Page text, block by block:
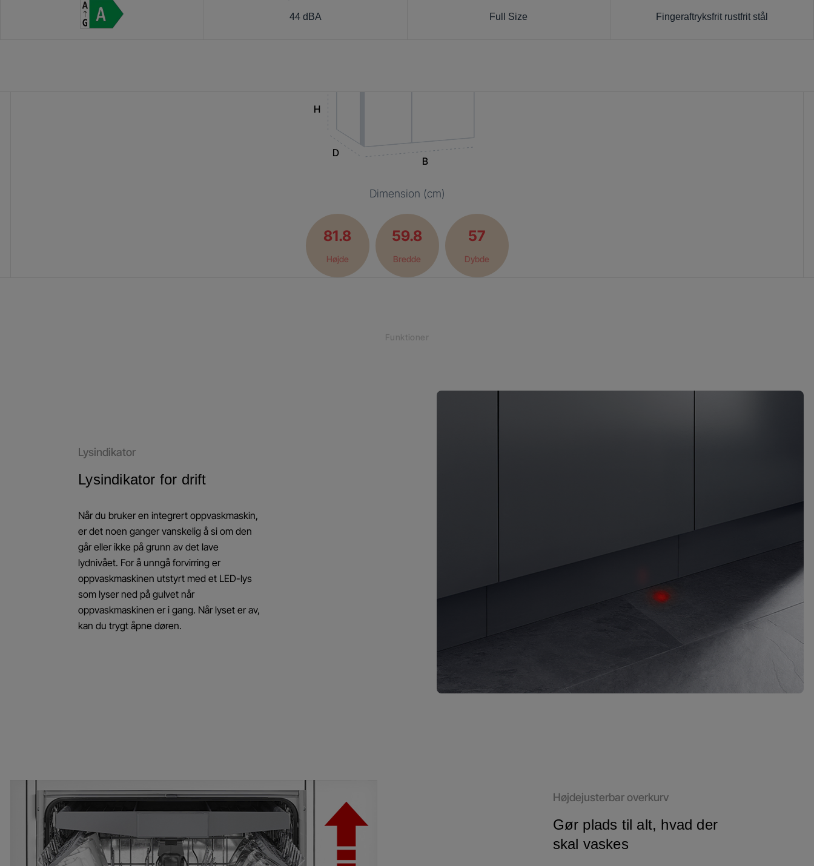
44 dBA Full Size Fingeraftryksfrit rustfrit stål
H
D
B
Dimension (cm)
81.8
Højde
59.8
Bredde
57
Dybde
Funktioner
Lysindikator
Lysindikator for drift
Når du bruker en integrert oppvaskmaskin,
er det noen ganger vanskelig å si om den
går eller ikke på grunn av det lave
lydnivået. For å unngå forvirring er
oppvaskmaskinen utstyrt med et LED-lys
som lyser ned på gulvet når
oppvaskmaskinen er i gang. Når lyset er av,
kan du trygt åpne døren.
Højdejusterbar overkurv
Gør plads til alt, hvad der
skal vaskes